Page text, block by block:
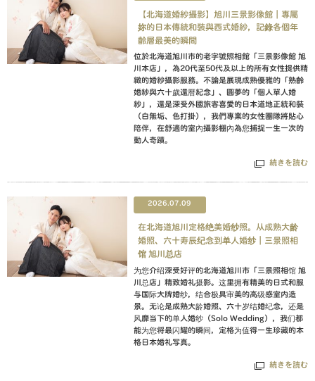
【北海道婚紗攝影】旭川三景影像館｜專屬
妳的日本傳統和裝與西式婚紗，記錄各個年
齡層最美的瞬間
位於北海道旭川市的老字號照相館「三景影像館 旭
川本店」，為20代至50代及以上的所有女性提供精
緻的婚紗攝影服務。不論是展現成熟優雅的「熟齡
婚紗與六十歲還曆紀念」、圓夢的「個人單人婚
紗」，還是深受外國旅客喜愛的日本道地正統和裝
（白無垢、色打掛），我們專業的女性團隊將貼心
陪伴，在舒適的室內攝影棚內為您捕捉一生一次的
動人奇蹟。
続きを読む
2026.07.09
在北海道旭川定格绝美婚纱照。从成熟大龄
婚照、六十寿辰纪念到单人婚纱｜三景照相
馆 旭川总店
为您介绍深受好评的北海道旭川市「三景照相馆 旭
川总店」精致婚礼摄影。这里拥有精美的日式和服
与国际大牌婚纱，结合极具审美的高级感室内造
景。无论是成熟大龄婚照、六十岁结婚纪念，还是
风靡当下的单人婚纱（Solo Wedding），我们都
能为您将最闪耀的瞬间，定格为值得一生珍藏的本
格日本婚礼写真。
続きを読む